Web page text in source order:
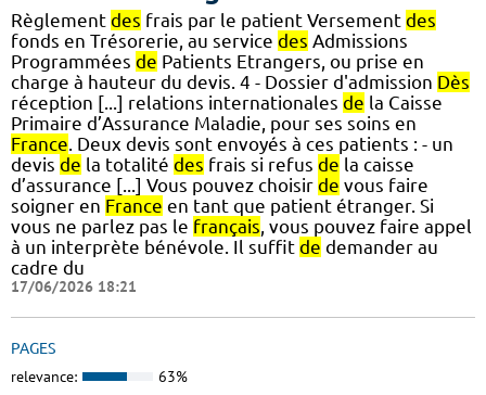
Règlement des frais par le patient Versement des
fonds en Trésorerie, au service des Admissions
Programmées de Patients Etrangers, ou prise en
charge à hauteur du devis. 4 - Dossier d'admission Dès
réception [...] relations internationales de la Caisse
Primaire d’Assurance Maladie, pour ses soins en
France. Deux devis sont envoyés à ces patients : - un
devis de la totalité des frais si refus de la caisse
d’assurance [...] Vous pouvez choisir de vous faire
soigner en France en tant que patient étranger. Si
vous ne parlez pas le français, vous pouvez faire appel
à un interprète bénévole. Il suffit de demander au
cadre du
17/06/2026 18:21
PAGES
relevance: 63%